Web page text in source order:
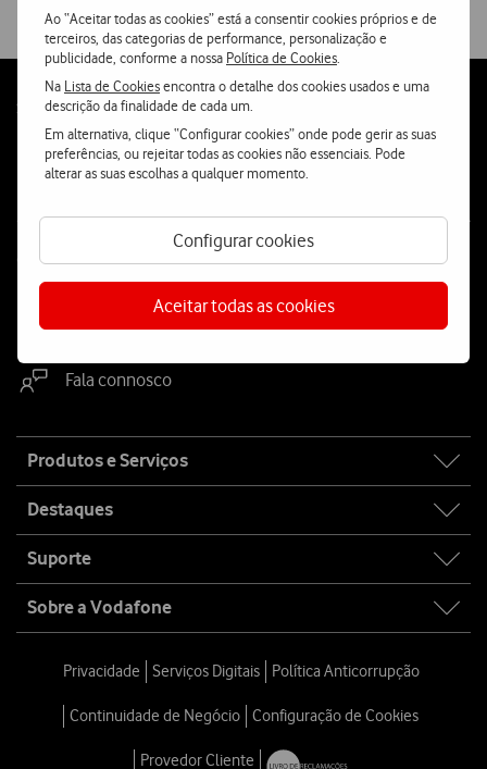
Ao “Aceitar todas as cookies” está a consentir cookies próprios e de
terceiros, das categorias de performance, personalização e
publicidade, conforme a nossa Política de Cookies
Na Lista de Cookiesencontra o detalhe dos cookies usados e uma
descrição da finalidade de cada um.
Em alternativa, clique “Configurar cookies” onde pode gerir as suas
preferências, ou rejeitar todas as cookies não essenciais. Pode
alterar as suas escolhas a qualquer momento.
Configurar cookies
Aceitar todas as cookies
Follow
Social
Contacta-nos
Webchat
Fala connosco
map
Produtos e Serviços
Destaques
Suporte
Sobre a Vodafone
Privacidade Serviços Digitais Política Anticorrupção
Continuidade de Negócio Configuração de Cookies
Provedor Cliente